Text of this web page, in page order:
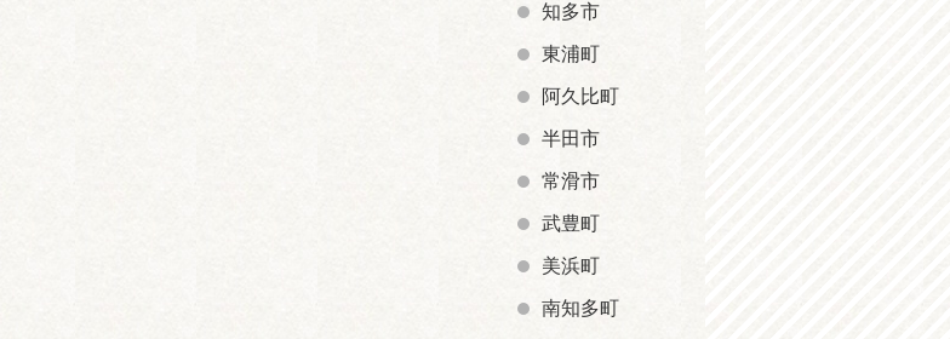
知多市
東浦町
阿久比町
半田市
常滑市
武豊町
美浜町
南知多町